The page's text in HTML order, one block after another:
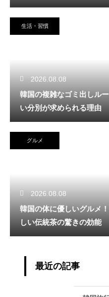
生活・習慣
2026.08.08
韓国の複雑なゴミ出しル
い分別が求められる理由
グルメ
2026.08.08
韓国の体に優しいグルメ
しい伝統茶の驚きの効能
最近の記事